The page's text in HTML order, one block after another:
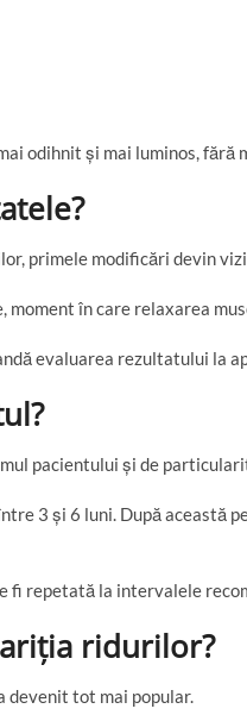
odihnit și mai luminos,
primele modificări devin
în care relaxarea
evaluarea rezultatului la
pacientului și de
3 și 6 luni. După această
fi repetată la intervalele
ridurilor?
devenit tot mai popular.